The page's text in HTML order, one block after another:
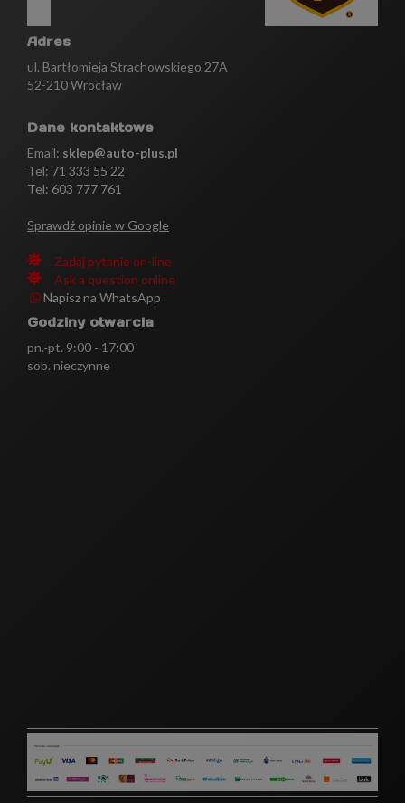
Adres
ul. Bartłomieja Strachowskiego 27A
52-210 Wrocław
Dane kontaktowe
Email: sklep@auto-plus.pl
Tel: 71 333 55 22
Tel: 603 777 761
Sprawdź opinie w Google
Zadaj pytanie on-line
Ask a question online
Napisz na WhatsApp
Godziny otwarcia
pn.-pt. 9:00 - 17:00
sob. nieczynne